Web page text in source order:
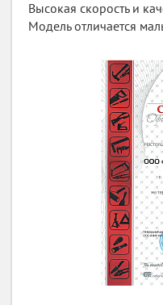
Высокая скорость и
Модель отличается